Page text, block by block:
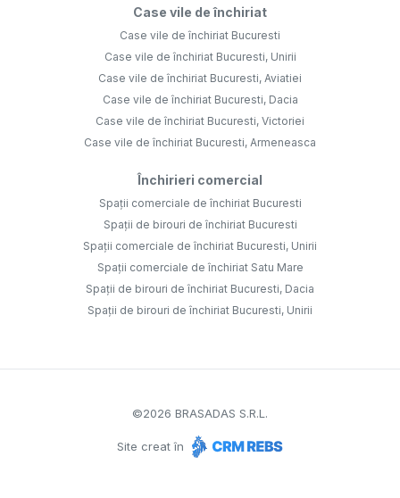
Case vile de închiriat
Case vile de închiriat Bucuresti
Case vile de închiriat Bucuresti, Unirii
Case vile de închiriat Bucuresti, Aviatiei
Case vile de închiriat Bucuresti, Dacia
Case vile de închiriat Bucuresti, Victoriei
Case vile de închiriat Bucuresti, Armeneasca
Închirieri comercial
Spații comerciale de închiriat Bucuresti
Spații de birouri de închiriat Bucuresti
Spații comerciale de închiriat Bucuresti, Unirii
Spații comerciale de închiriat Satu Mare
Spații de birouri de închiriat Bucuresti, Dacia
Spații de birouri de închiriat Bucuresti, Unirii
©2026 BRASADAS S.R.L.
Site creat în